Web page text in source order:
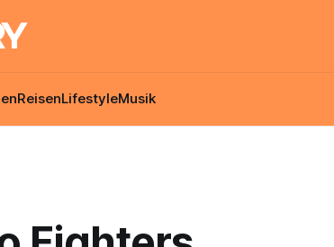
ReisenLifestyleMusik